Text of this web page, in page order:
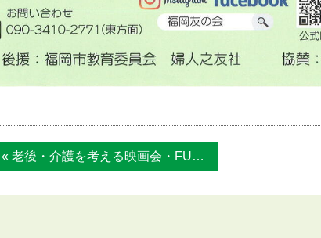
« 老後・介護を考える映画会・FUKUOKA...